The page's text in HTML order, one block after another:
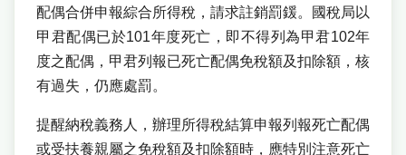
配偶合併申報綜合所得稅，請求註銷罰鍰。國稅局以
甲君配偶已於101年度死亡，即不得列為甲君102年
度之配偶，甲君列報已死亡配偶免稅額及扣除額，核
有過失，仍應處罰。
提醒納稅義務人，辦理所得稅結算申報列報死亡配偶
或受扶養親屬之免稅額及扣除額時，應特別注意死亡